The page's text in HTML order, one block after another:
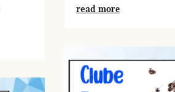
read more